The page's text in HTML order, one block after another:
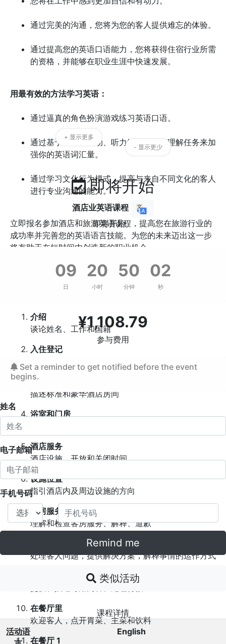
通过完美的沟通，您将为您的客人提供难忘的体验。
通过提高您的英语口语能力，您将获得住宿行业所需
的资格，并能够在职业生涯中快速发展。
用最有效的方法学习英语：
通过逼真的角色扮演游戏练习英语口语。
通过基于对话的活动、听力练习和阅读理解任务来加
强你的英语词汇量。
通过学习文化行为模式，提高与来自不同文化的客人
进行专业沟通的能力。
立即报名参加酒店和旅游英语课程，提高您在旅游行业的
成功率并完善您的英语语言技能。为您的未来迈出这一步
将有助于在短时间内创造新的职业机会。
酒店业在线英语课程主题：
介绍
谈论姓名、工作和国籍
入住登记
回复客房请求并欢迎客人
酒店卧室
描述标准和豪华酒店房间
浴室和门房
酒店服务
酒店设施、开放和关闭时间
设施位置
指引酒店内及周边设施的方向
客房服务
理解和检查客房服务、解释、道歉
处理客人问题，提供解决方案，解释事情的运作方式
在餐厅里
欢迎客人，点开胃菜、主菜和饮料
在餐厅 1
+ 显示更多
- 显示更少
即将开始
酒店业英语课程
即将开始。
09
日
20
小时
50
分钟
01
秒
¥1,108.79
参与费用
Set a reminder to get notified before the event
begins.
姓名
电子邮箱
手机号码
Remind me
类似活动
课程详情
活动语
English